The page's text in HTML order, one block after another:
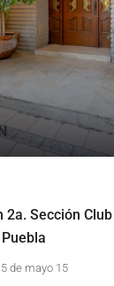
2a. Sección
de mayo 15